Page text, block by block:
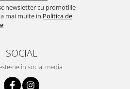
gatit
newsletter cu promotiile
mai multe in Politica de
SOCIAL
ne in social media